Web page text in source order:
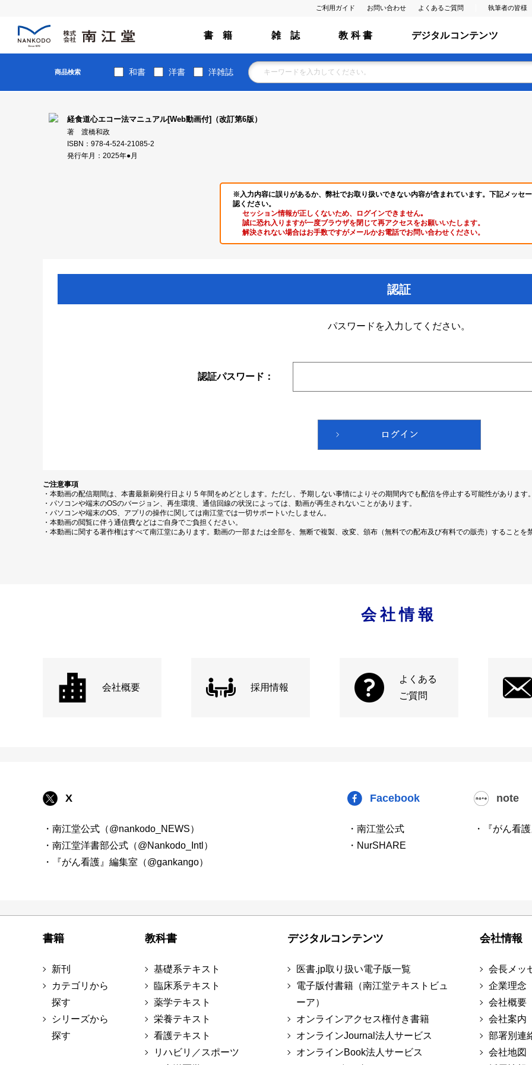
ご利用ガイド お問い合わせ よくあるご質問 執筆者の皆様
書 籍 雑 誌 教 科 書 デジタルコンテンツ
商品検索 和書 洋書 洋雑誌
経食道心エコー法マニュアル[Web動画付]（改訂第6版）
著 渡橋和政
ISBN：978-4-524-21085-2
発行年月：2025年●月
※入力内容に誤りがあるか、弊社でお取り扱いできない内容が含まれています。下記メッセ
認ください。
セッション情報が正しくないため、ログインできません｡
誠に恐れ入りますが一度ブラウザを閉じて再アクセスをお願いいたします。
解決されない場合はお手数ですがメールかお電話でお問い合わせください。
認証
パスワードを入力してください。
認証パスワード：
ご注意事項
・本動画の配信期間は、本書最新刷発行日より 5 年間をめどとします。ただし、予期しない事情によりその期間内でも配信を停止する可能性があります。
・パソコンや端末のOSのバージョン、再生環境、通信回線の状況によっては、動画が再生されないことがあります。
・パソコンや端末のOS、アプリの操作に関しては南江堂では一切サポートいたしません。
・本動画の閲覧に伴う通信費などはご自身でご負担ください。
・本動画に関する著作権はすべて南江堂にあります。動画の一部または全部を、無断で複製、改変、頒布（無料での配布及び有料での販売）することを
会社情報
会社概要 採用情報
よくある
ご質問
X
・南江堂公式（@nankodo_NEWS）
・南江堂洋書部公式（@Nankodo_Intl）
・『がん看護』編集室（@gankango）
Facebook
・南江堂公式
・NurSHARE
note
・『がん看
書籍
新刊
カテゴリから
探す
シリーズから
探す
教科書
基礎系テキスト
臨床系テキスト
薬学テキスト
栄養テキスト
看護テキスト
リハビリ／スポーツ
デジタルコンテンツ
医書.jp取り扱い電子版一覧
電子版付書籍（南江堂テキストビュ
ーア）
オンラインアクセス権付き書籍
オンラインJournal法人サービス
オンラインBook法人サービス
会社情報
会長メッ
企業理念
会社概要
会社案内
部署別連
会社地図